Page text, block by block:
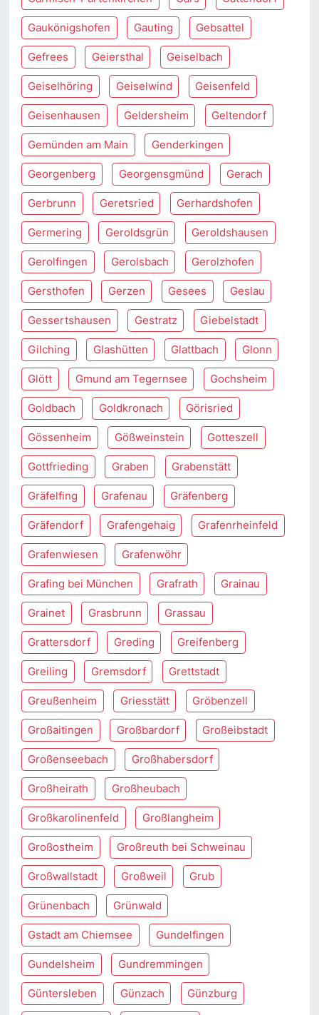
Gaukönigshofen Gauting Gebsattel
Gefrees Geiersthal Geiselbach
Geiselhöring Geiselwind Geisenfeld
Geisenhausen Geldersheim Geltendorf
Gemünden am Main Genderkingen
Georgenberg Georgensgmünd Gerach
Gerbrunn Geretsried Gerhardshofen
Germering Geroldsgrün Geroldshausen
Gerolfingen Gerolsbach Gerolzhofen
Gersthofen Gerzen Gesees Geslau
Gessertshausen Gestratz Giebelstadt
Gilching Glashütten Glattbach Glonn
Glött Gmund am Tegernsee Gochsheim
Goldbach Goldkronach Görisried
Gössenheim Gößweinstein Gotteszell
Gottfrieding Graben Grabenstätt
Gräfelfing Grafenau Gräfenberg
Gräfendorf Grafengehaig Grafenrheinfeld
Grafenwiesen Grafenwöhr
Grafing bei München Grafrath Grainau
Grainet Grasbrunn Grassau
Grattersdorf Greding Greifenberg
Greiling Gremsdorf Grettstadt
Greußenheim Griesstätt Gröbenzell
Großaitingen Großbardorf Großeibstadt
Großenseebach Großhabersdorf
Großheirath Großheubach
Großkarolinenfeld Großlangheim
Großostheim Großreuth bei Schweinau
Großwallstadt Großweil Grub
Grünenbach Grünwald
Gstadt am Chiemsee Gundelfingen
Gundelsheim Gundremmingen
Güntersleben Günzach Günzburg